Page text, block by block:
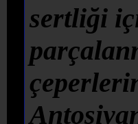
sertliği